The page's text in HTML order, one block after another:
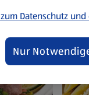
Datenschutz
Nur